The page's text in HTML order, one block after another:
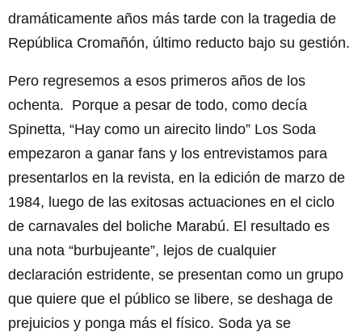
dramáticamente años más tarde con la tragedia de
República Cromañón, último reducto bajo su gestión.
Pero regresemos a esos primeros años de los
ochenta. Porque a pesar de todo, como decía
Spinetta, “Hay como un airecito lindo” Los Soda
empezaron a ganar fans y los entrevistamos para
presentarlos en la revista, en la edición de marzo de
1984, luego de las exitosas actuaciones en el ciclo
de carnavales del boliche Marabú. El resultado es
una nota “burbujeante”, lejos de cualquier
declaración estridente, se presentan como un grupo
que quiere que el público se libere, se deshaga de
prejuicios y ponga más el físico. Soda ya se